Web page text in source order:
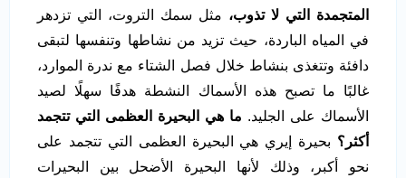
المتجمدة التي لا تذوب، مثل سمك التروت، التي تزدهر
في المياه الباردة، حيث تزيد من نشاطها وتنفسها لتبقى
دافئة وتتغذى بنشاط خلال فصل الشتاء مع ندرة الموارد،
غالبًا ما تصبح هذه الأسماك النشطة هدفًا سهلًا لصيد
الأسماك على الجليد. ما هي البحيرة العظمى التي تتجمد
أكثر؟ بحيرة إيري هي البحيرة العظمى التي تتجمد على
نحو أكبر، وذلك لأنها البحيرة الأضحل بين البحيرات